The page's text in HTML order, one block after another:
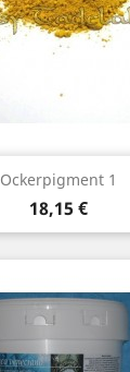
Ockerpigment 1
Preis
18,15 €